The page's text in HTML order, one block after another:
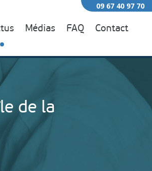
09 67 40 97 70
Médias FAQ Contact
de la